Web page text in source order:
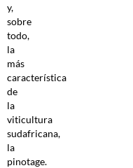
y,
sobre
todo,
la
más
característica
de
la
viticultura
sudafricana,
la
pinotage.